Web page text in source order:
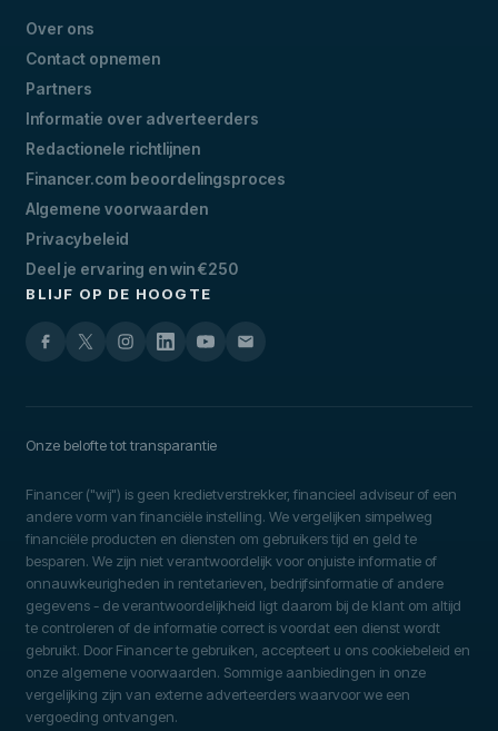
Over ons
Contact opnemen
Partners
Informatie over adverteerders
Redactionele richtlijnen
Financer.com beoordelingsproces
Algemene voorwaarden
Privacybeleid
Deel je ervaring en win €250
BLIJF OP DE HOOGTE
Onze belofte tot transparantie
Financer ("wij") is geen kredietverstrekker, financieel adviseur of een
andere vorm van financiële instelling. We vergelijken simpelweg
financiële producten en diensten om gebruikers tijd en geld te
besparen. We zijn niet verantwoordelijk voor onjuiste informatie of
onnauwkeurigheden in rentetarieven, bedrijfsinformatie of andere
gegevens - de verantwoordelijkheid ligt daarom bij de klant om altijd
te controleren of de informatie correct is voordat een dienst wordt
gebruikt. Door Financer te gebruiken, accepteert u ons cookiebeleid en
onze algemene voorwaarden. Sommige aanbiedingen in onze
vergelijking zijn van externe adverteerders waarvoor we een
vergoeding ontvangen.